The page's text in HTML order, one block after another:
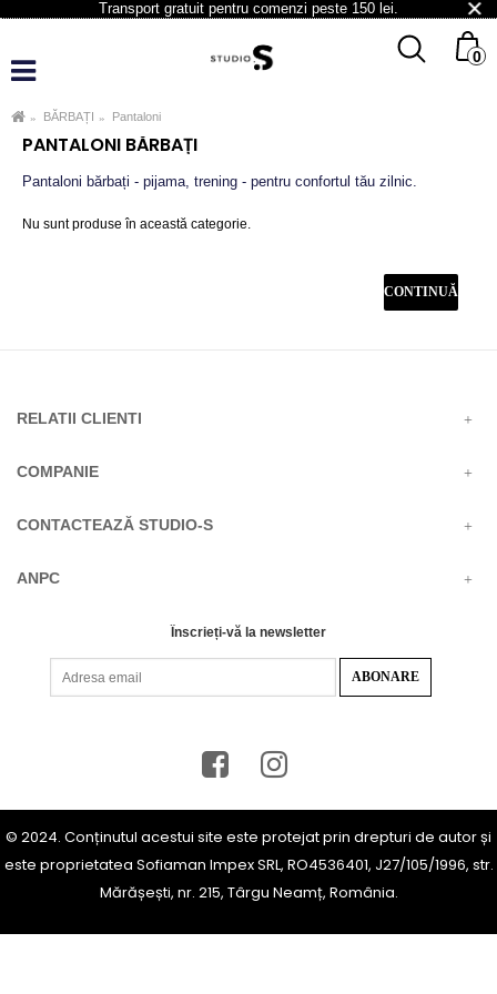
Transport gratuit pentru comenzi peste 150 lei.
0
BĂRBAȚI Pantaloni
PANTALONI BĂRBAȚI
Pantaloni bărbați - pijama, trening - pentru confortul tău zilnic.
Nu sunt produse în această categorie.
CONTINUĂ
RELATII CLIENTI
COMPANIE
CONTACTEAZĂ STUDIO-S
ANPC
Înscrieți-vă la newsletter
© 2024. Conținutul acestui site este protejat prin drepturi de autor și
este proprietatea Sofiaman Impex SRL, RO4536401, J27/105/1996, str.
Mărășești, nr. 215, Târgu Neamț, România.